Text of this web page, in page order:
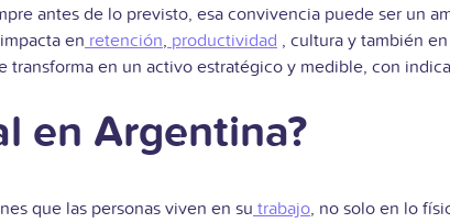
antes de lo previsto, esa convivencia puede ser un
en retención, productividad , cultura y también
en un activo estratégico y medible, con
en Argentina?
que las personas viven en su trabajo, no solo en lo